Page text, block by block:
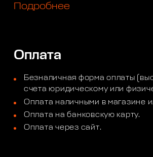
Подробнее
Оплата
Безналичная форма оплаты
счета юридическому или
Оплата наличными в магазине
Оплата на банковскую карту.
Оплата через сайт.